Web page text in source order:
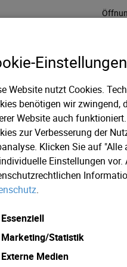
KÄLTE
Einstellungen
Website nutzt Cookies.
benötigen wir zwingend,
Website auch
zur Verbesserung der
Klicken Sie auf "Alle
Einstellungen vor.
.
Essenziell
Marketing/Statistik
Externe Medien